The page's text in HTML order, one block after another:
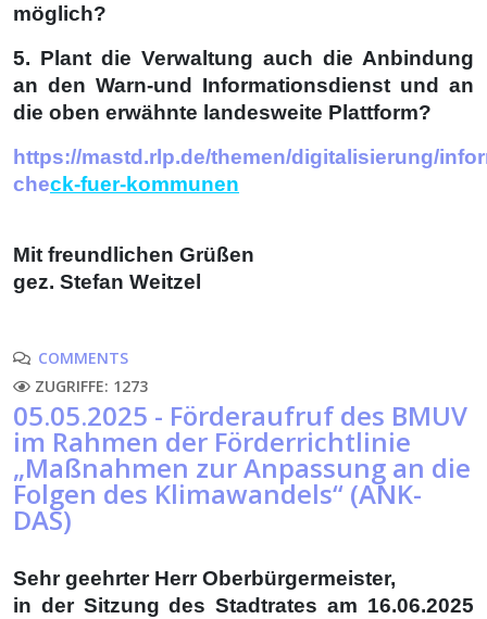
möglich?
5. Plant die Verwaltung auch die Anbindung
an den Warn-und Informationsdienst und an
die oben erwähnte landesweite Plattform?
https://mastd.rlp.de/themen/digitalisierung/
check-fuer-kommunen
Mit freundlichen Grüßen
gez. Stefan Weitzel
COMMENTS
ZUGRIFFE: 1273
05.05.2025 - Förderaufruf des BMUV
im Rahmen der Förderrichtlinie
„Maßnahmen zur Anpassung an die
Folgen des Klimawandels“ (ANK-
DAS)
Sehr geehrter Herr Oberbürgermeister,
in der Sitzung des Stadtrates am 16.06.2025